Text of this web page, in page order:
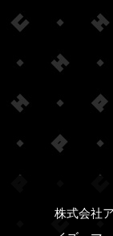
株式会社